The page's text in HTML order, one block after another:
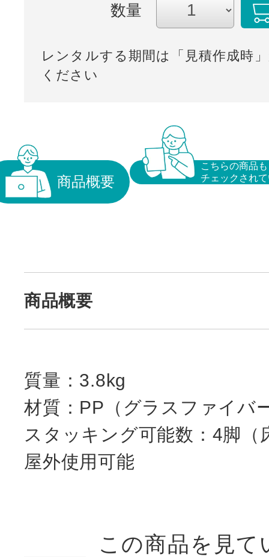
数量
レンタルする期間は「見積作成時
ください
商品概要
こちらの商品も
チェックされ
商品概要
質量：3.8kg
材質：PP（グラスファイバ
スタッキング可能数：4脚（
屋外使用可能
この商品を見て